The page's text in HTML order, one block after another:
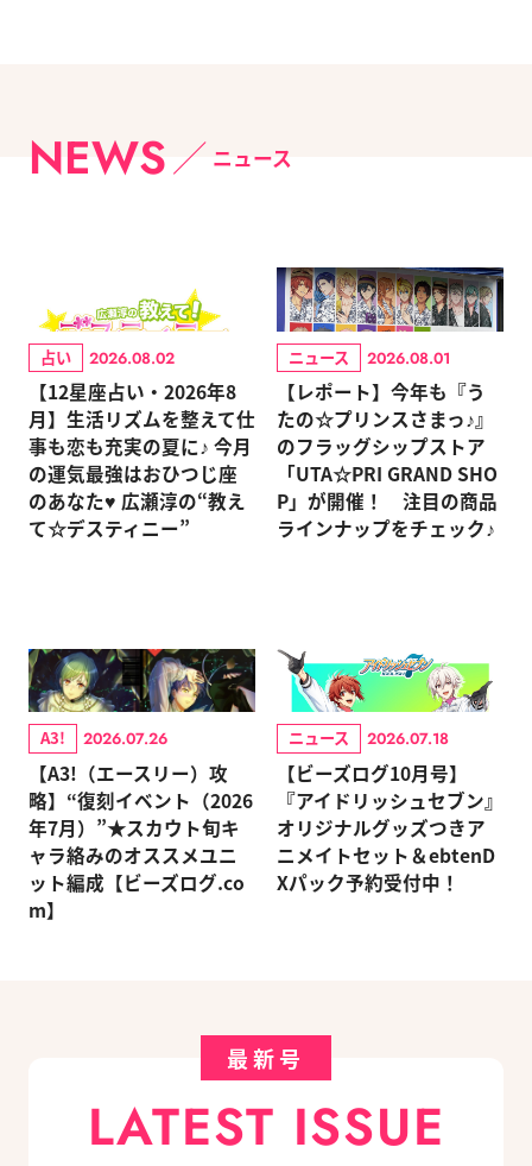
NEWS ニュース
占い 2026.08.02
【12星座占い・2026年8
月】生活リズムを整えて仕
事も恋も充実の夏に♪ 今月
の運気最強はおひつじ座
のあなた♥ 広瀬淳の“教え
て☆デスティニー”
ニュース 2026.08.01
【レポート】今年も『う
たの☆プリンスさまっ♪』
のフラッグシップストア
「UTA☆PRI GRAND SHO
P」が開催！ 注目の商品
ラインナップをチェック♪
A3! 2026.07.26
【A3!（エースリー）攻
略】“復刻イベント（2026
年7月）”★スカウト旬キ
ャラ絡みのオススメユニ
ット編成【ビーズログ.co
m】
ニュース 2026.07.18
【ビーズログ10月号】
『アイドリッシュセブン』
オリジナルグッズつきア
ニメイトセット＆ebtenD
Xパック予約受付中！
最新号
LATEST ISSUE